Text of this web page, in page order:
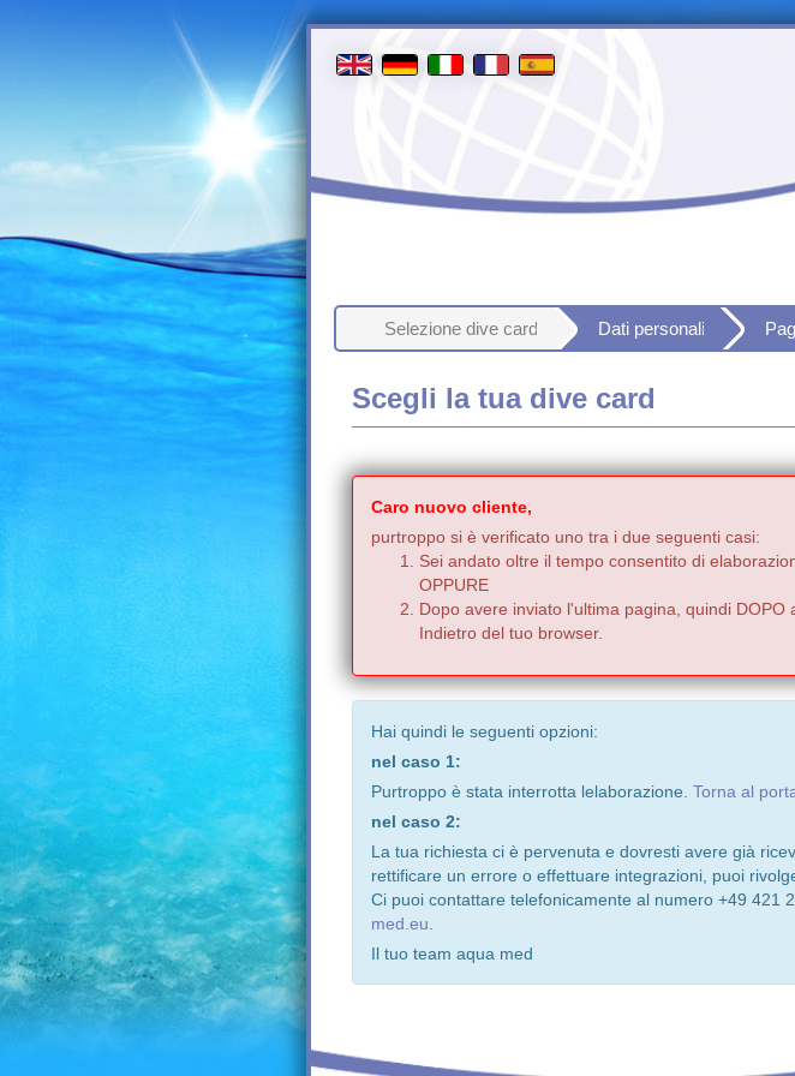
Selezione dive card Dati personali
Scegli la tua dive card
Caro nuovo cliente,
purtroppo si è verificato uno tra i due seguenti casi:
Sei andato oltre il tempo consentito di
OPPURE
Dopo avere inviato l'ultima pagina, quindi
Indietro del tuo browser.
Hai quindi le seguenti opzioni:
nel caso 1:
Purtroppo è stata interrotta lelaborazione. Torna al
nel caso 2:
La tua richiesta ci è pervenuta e dovresti avere già
rettificare un errore o effettuare integrazioni, puoi
Ci puoi contattare telefonicamente al numero +49 421
med.eu
Il tuo team aqua med